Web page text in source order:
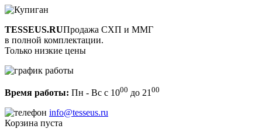
TESSEUS.RUПродажа СХП и ММГ
в полной комплектации.
Только низкие цены
Время работы: Пн - Вс с 1000 до 21 00
info@tesseus.ru
Корзина пуста